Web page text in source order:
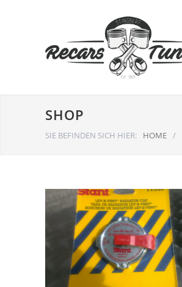
SHOP
SIE BEFINDEN SICH HIER: HOME /